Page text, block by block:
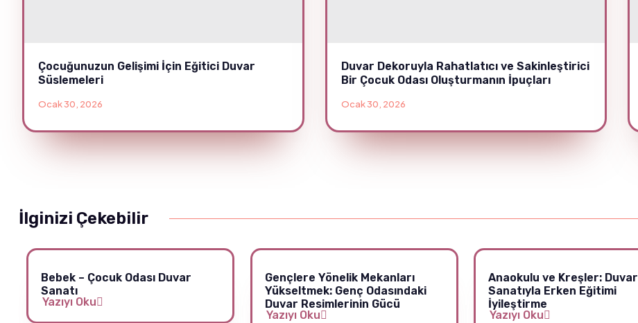
Çocuğunuzun Gelişimi İçin Eğitici Duvar
Süslemeleri
Ocak 30, 2026
Duvar Dekoruyla Rahatlatıcı ve Sakinleştirici
Bir Çocuk Odası Oluşturmanın İpuçları
Ocak 30, 2026
İlginizi Çekebilir
Bebek – Çocuk Odası Duvar
Sanatı
Yazıyı Oku
Gençlere Yönelik Mekanları
Yükseltmek: Genç Odasındaki
Duvar Resimlerinin Gücü
Yazıyı Oku
Anaokulu ve Kreşler: Duvar
Sanatıyla Erken Eğitimi
İyileştirme
Yazıyı Oku